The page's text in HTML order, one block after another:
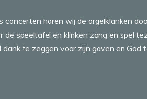
concerten horen wij de orgelklanken
de speeltafel en klinken zang en spel
dank te zeggen voor zijn gaven en God